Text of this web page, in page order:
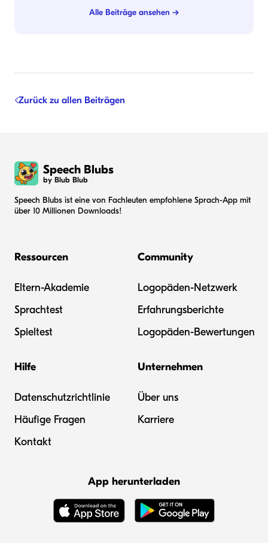
Alle Beiträge ansehen →
Zurück zu allen Beiträgen
Speech Blubs
by Blub Blub
Speech Blubs ist eine von Fachleuten empfohlene Sprach-App mit
über 10 Millionen Downloads!
Ressourcen
Eltern-Akademie
Sprachtest
Spieltest
Community
Logopäden-Netzwerk
Erfahrungsberichte
Logopäden-Bewertungen
Hilfe
Datenschutzrichtlinie
Häufige Fragen
Kontakt
Unternehmen
Über uns
Karriere
App herunterladen